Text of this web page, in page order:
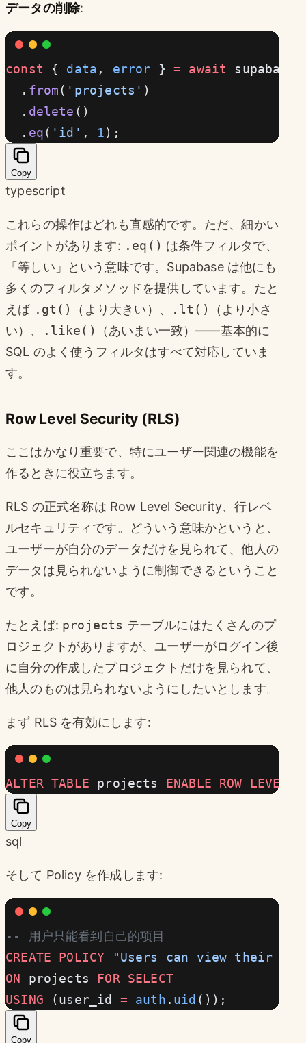
データの削除:
const { data , error } = await
supabase
  .
from( 'projects' )
  .
delete ()
  .
eq( 'id' , 1);
Copy
typescript
これらの操作はどれも直感的です。ただ、細かい
ポイントがあります: .eq() は条件フィルタで、
「等しい」という意味です。Supabase は他にも
多くのフィルタメソッドを提供しています。たと
えば .gt() （より大きい）、 .lt()
（より小さ
い）、
.like()
（あいまい一致）——基本的に
SQL のよく使うフィルタはすべて対応していま
す。
Row Level Security (RLS)
ここはかなり重要で、特にユーザー関連の機能を
作るときに役立ちます。
RLS の正式名称は Row Level Security、行レベ
ルセキュリティです。どういう意味かというと、
ユーザーが自分のデータだけを見られて、他人の
データは見られないように制御できるということ
です。
たとえば: projects テーブルにはたくさんのプ
ロジェクトがありますが、ユーザーがログイン後
に自分の作成したプロジェクトだけを見られて、
他人のものは見られないようにしたいとします。
まず RLS を有効にします:
ALTER TABLE projects ENABLE ROW LEVEL
Copy
sql
そして Policy を作成します:
-- 用户只能看到自己的项目
CREATE POLICY "Users can view their
ON projects FOR SELECT
USING (user_id = auth . uid ());
Copy